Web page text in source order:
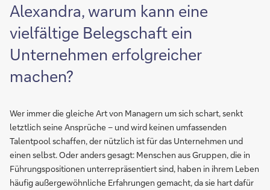
Alexandra, warum kann eine
vielfältige Belegschaft ein
Unternehmen erfolgreicher
machen?
Wer immer die gleiche Art von Managern um sich schart, senkt
letztlich seine Ansprüche – und wird keinen umfassenden
Talentpool schaffen, der nützlich ist für das Unternehmen und
einen selbst. Oder anders gesagt: Menschen aus Gruppen, die in
Führungspositionen unterrepräsentiert sind, haben in ihrem Leben
häufig außergewöhnliche Erfahrungen gemacht, da sie hart dafür